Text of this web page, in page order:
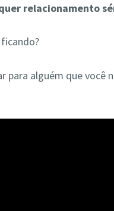
relacionamento
para alguém que você